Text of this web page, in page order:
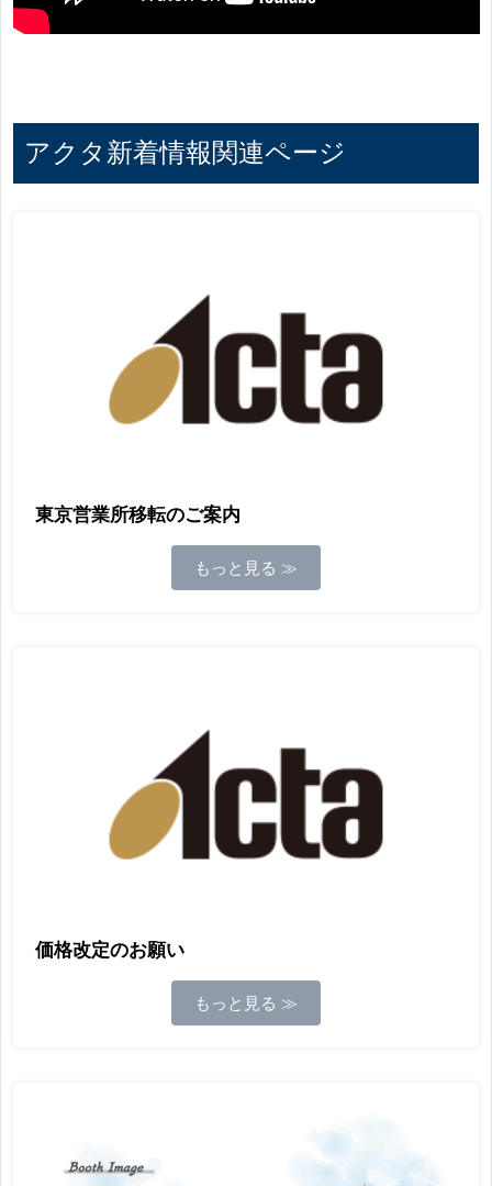
アクタ新着情報関連ページ
東京営業所移転のご案内
もっと見る ≫
価格改定のお願い
もっと見る ≫